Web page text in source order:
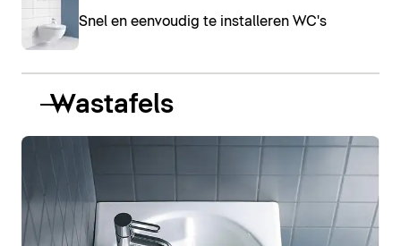
Snel en eenvoudig te installeren WC's
Wastafels